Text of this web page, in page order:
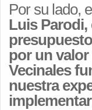
Por su lado,
Luis Parodi,
por un valor
Vecinales
nuestra